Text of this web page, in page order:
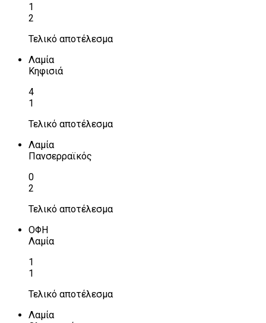
1
2
Τελικό αποτέλεσμα
Λαμία
Κηφισιά
4
1
Τελικό αποτέλεσμα
Λαμία
Πανσερραϊκός
0
2
Τελικό αποτέλεσμα
ΟΦΗ
Λαμία
1
1
Τελικό αποτέλεσμα
Λαμία